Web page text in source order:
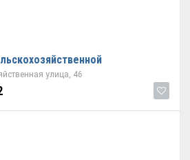
улица, 46